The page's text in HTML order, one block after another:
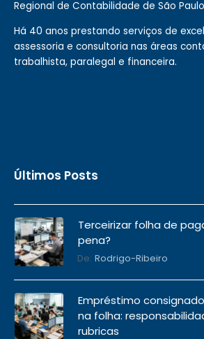
Regional de Contabilidade de São
Há 40 anos prestando serviços de
assessoria e consultoria nas áreas
trabalhista, paralegal e financeira.
Últimos Posts
Terceirizar folha de
pena?
De: Rodrigo-Ribeiro
Empréstimo
na folha:
rubricas